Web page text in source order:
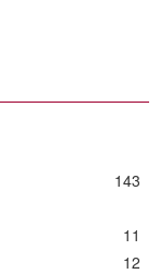
143
11
12